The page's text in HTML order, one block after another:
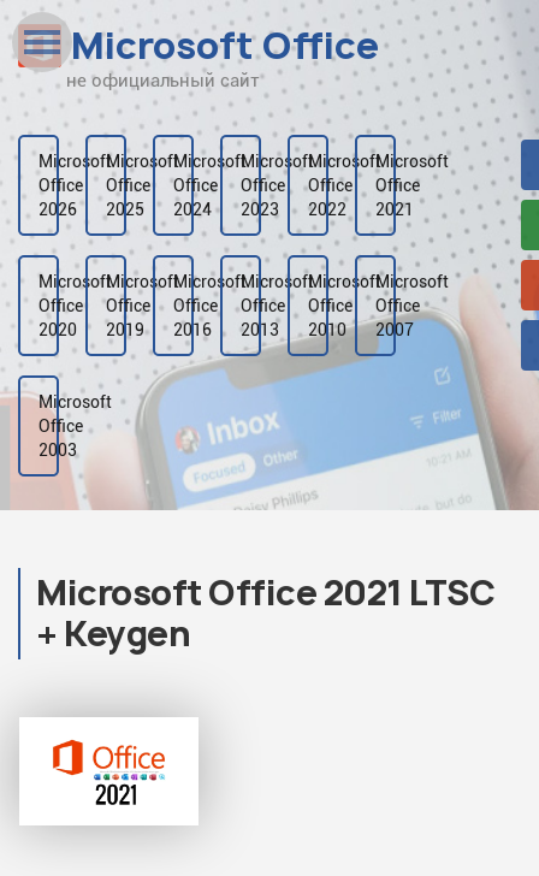
Наверх
Рейтинг
Видео
Галерея
Microsoft Office
не официальный сайт
Microsoft
Office
2026
Microsoft
Office
2025
Microsoft
Office
2024
Microsoft
Office
2023
Microsoft
Office
2022
Microsoft
Office
2021
Microsoft
Office
2020
Microsoft
Office
2019
Microsoft
Office
2016
Microsoft
Office
2013
Microsoft
Office
2010
Microsoft
Office
2007
Microsoft
Office
2003
Microsoft Office 2021 LTSC
+ Keygen